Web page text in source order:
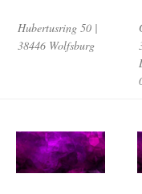
Hubertusring 50 |
38446 Wolfsburg